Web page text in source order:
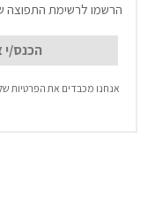
הרשמו לרשימת התפוצה
אנחנו מכבדים את הפרטיות